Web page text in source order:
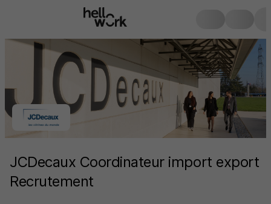
JCDecaux Coordinateur import export
Recrutement